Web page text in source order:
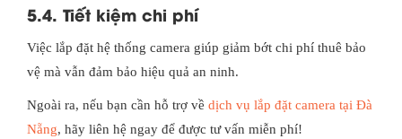
5.4. Tiết kiệm chi phí
Việc lắp đặt hệ thống camera giúp giảm bớt chi phí thuê bảo
vệ mà vẫn đảm bảo hiệu quả an ninh.
Ngoài ra, nếu bạn cần hỗ trợ về dịch vụ lắp đặt camera tại Đà
Nẵng, hãy liên hệ ngay để được tư vấn miễn phí!